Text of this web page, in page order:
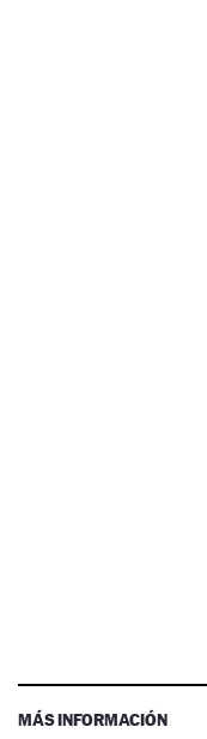
MÁS INFORMACIÓN